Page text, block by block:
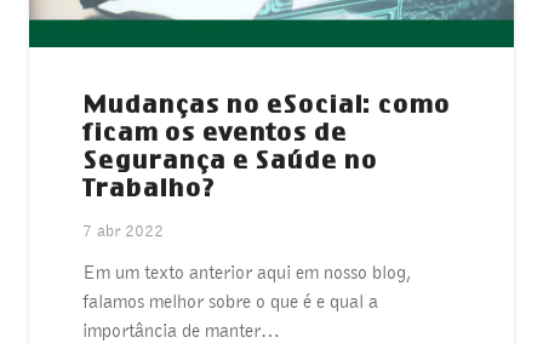
Mudanças no eSocial: como
ficam os eventos de
Segurança e Saúde no
Trabalho?
7 abr 2022
Em um texto anterior aqui em nosso blog,
falamos melhor sobre o que é e qual a
importância de manter…